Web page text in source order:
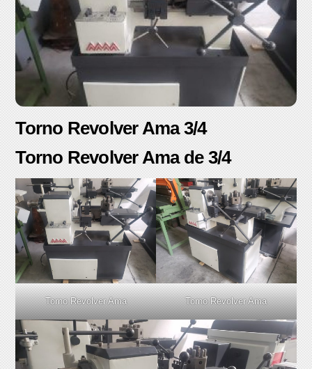
Torno Revolver Ama 3/4
Torno Revolver Ama de 3/4
Torno Revolver Ama Torno Revolver Ama